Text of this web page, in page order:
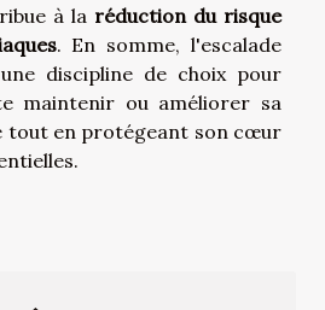
à la réduction du risque
. En somme, l'escalade
discipline de choix pour
maintenir ou améliorer sa
tout en protégeant son cœur